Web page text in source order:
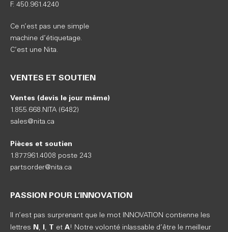
F. 450.961.4240
Ce n’est pas une simple
machine d’étiquetage.
C’est une Nita.
VENTES ET SOUTIEN
Ventes (devis le jour même)
1.855.668.NITA (6482)
sales@nita.ca
Pièces et soutien
1.877.961.4008 poste 243
partsorder@nita.ca
PASSION POUR L’INNOVATION
Il n’est pas surprenant que le mot INNOVATION contienne les
lettres N, I, T et A! Notre volonté inlassable d’être le meilleur